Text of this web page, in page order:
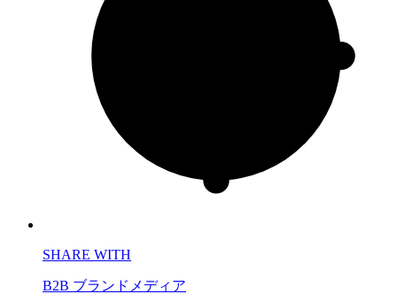
SHARE WITH
B2B ブランドメディア